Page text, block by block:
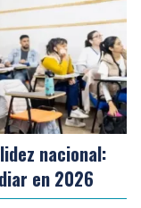
nacional:
en 2026